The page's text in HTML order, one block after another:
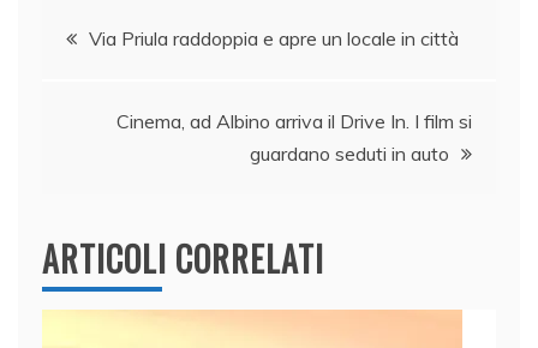
b
o
dI
A
p
vi
Navigazione
Via Priula raddoppia e apre un locale in città
Cinema, ad Albino arriva il Drive In. I film si
guardano seduti in auto
ARTICOLI CORRELATI